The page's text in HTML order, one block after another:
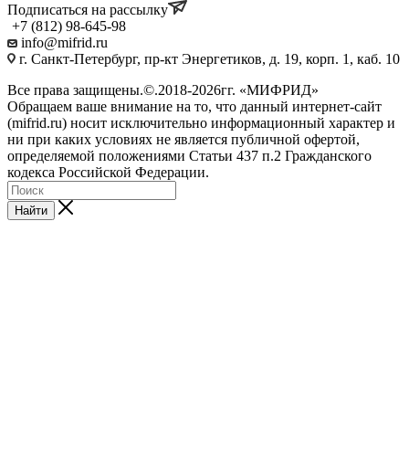
Подписаться на рассылку
+7 (812) 98-645-98
info@mifrid.ru
г. Санкт-Петербург, пр-кт Энергетиков, д. 19, корп. 1, каб. 10
Все права защищены.©.2018-2026гг. «МИФРИД»
Обращаем ваше внимание на то, что данный интернет-сайт
(mifrid.ru) носит исключительно информационный характер и
ни при каких условиях не является публичной офертой,
определяемой положениями Статьи 437 п.2 Гражданского
кодекса Российской Федерации.
Найти